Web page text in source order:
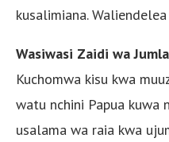
kusalimiana.
Wasiwasi Zaidi wa Jumla
Kuchomwa kisu kwa
watu nchini Papua kuwa
usalama wa raia kwa